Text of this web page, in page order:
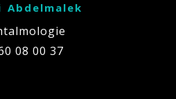
Abdelmalek
08 00 37